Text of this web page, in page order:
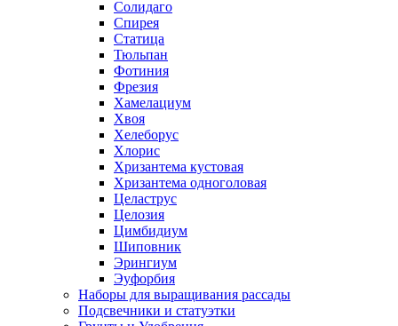
Солидаго
Спирея
Статица
Тюльпан
Фотиния
Фрезия
Хамелациум
Хвоя
Хелеборус
Хлорис
Хризантема кустовая
Хризантема одноголовая
Целаструс
Целозия
Цимбидиум
Шиповник
Эрингиум
Эуфорбия
Наборы для выращивания рассады
Подсвечники и статуэтки